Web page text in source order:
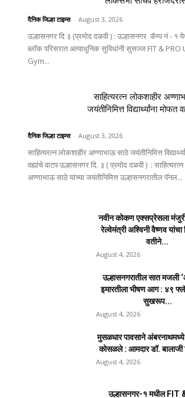
दैनिक जिल्हा टाइम्स - August 3, 2026
उल्हासनगर दि ३ (प्रमोद दळवी ) : उल्हासनगर कॅम्प नं - १
ब्लॉक परिसरात अत्याधुनिक सुविधांनी सुसज्ज FIT &
Gym...
साहित्यरत्न लोकशाहीर
जयंतीनिमित्त विद्यार्थ्यांना मोफत
दैनिक जिल्हा टाइम्स - August 3, 2026
साहित्यरत्न लोकशाहीर अण्णाभाऊ साठे जयंतीनिमित्त
वह्यांचे वाटप उल्हासनगर दि. ३ ( प्रमोद दळवी ) :
अण्णाभाऊ साठे यांच्या जयंतीनिमित्त उल्हासनगरातील पॅनल...
नवीन कोकण एक्सप्रेसला मंजुरी
रेल्वेमंत्री अश्विनी वैष्णव
वतीने...
August 4, 2026
उल्हासनगरातील सात मजली
इमारतीला भीषण आग : ४९
सुखरूप...
August 4, 2026
मुसळधार पावसाने अंबरनाथमध्ये
कोसळले : आमदार डॉ.
August 4, 2026
उल्हासनगर-१ मधील FIT